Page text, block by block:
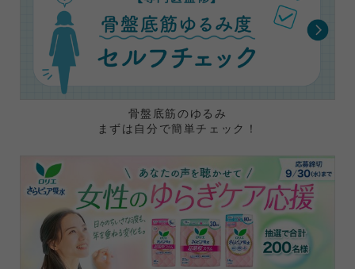
骨盤底筋のゆるみ
まずは自分で簡単チェック！